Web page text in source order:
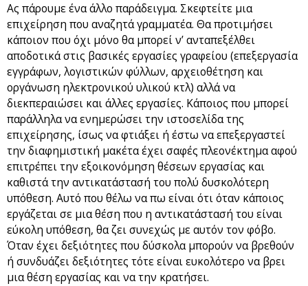
Ας πάρουμε ένα άλλο παράδειγμα. Σκεφτείτε μια
επιχείρηση που αναζητά γραμματέα. Θα προτιμήσει
κάποιον που όχι μόνο θα μπορεί ν’ ανταπεξέλθει
αποδοτικά στις βασικές εργασίες γραφείου (επεξεργασία
εγγράφων, λογιστικών φύλλων, αρχειοθέτηση και
οργάνωση ηλεκτρονικού υλικού κτλ) αλλά να
διεκπεραιώσει και άλλες εργασίες. Κάποιος που μπορεί
παράλληλα να ενημερώσει την ιστοσελίδα της
επιχείρησης, ίσως να φτιάξει ή έστω να επεξεργαστεί
την διαφημιστική μακέτα έχει σαφές πλεονέκτημα αφού
επιτρέπει την εξοικονόμηση θέσεων εργασίας και
καθιστά την αντικατάστασή του πολύ δυσκολότερη
υπόθεση. Αυτό που θέλω να πω είναι ότι όταν κάποιος
εργάζεται σε μια θέση που η αντικατάστασή του είναι
εύκολη υπόθεση, θα ζει συνεχώς με αυτόν τον φόβο.
Όταν έχει δεξιότητες που δύσκολα μπορούν να βρεθούν
ή συνδυάζει δεξιότητες τότε είναι ευκολότερο να βρει
μια θέση εργασίας και να την κρατήσει.